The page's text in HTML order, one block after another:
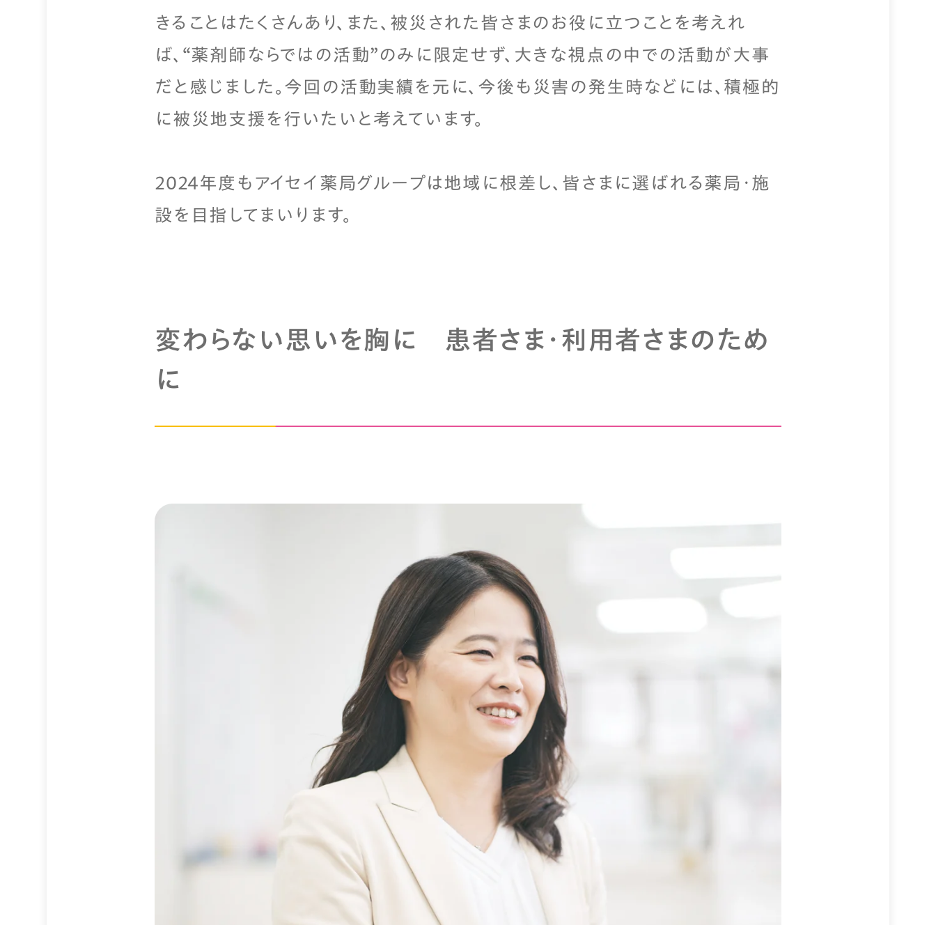
きることはたくさんあり、また、被災された皆さまのお役に立つことを考えれ
ば、“薬剤師ならではの活動”のみに限定せず、大きな視点の中での活動が大事
だと感じました。今回の活動実績を元に、今後も災害の発生時などには、積極的
に被災地支援を行いたいと考えています。
2024年度もアイセイ薬局グループは地域に根差し、皆さまに選ばれる薬局・施
設を目指してまいります。
変わらない思いを胸に 患者さま・利用者さまのため
に